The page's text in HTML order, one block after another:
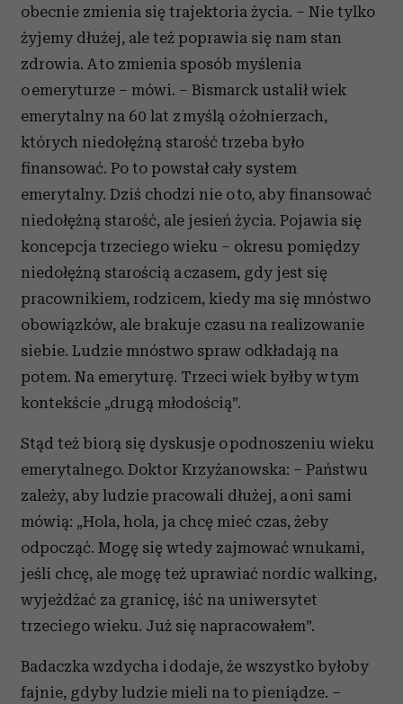
obecnie zmienia się trajektoria życia. – Nie tylko
żyjemy dłużej, ale też poprawia się nam stan
zdrowia. A to zmienia sposób myślenia
o emeryturze – mówi. – Bismarck ustalił wiek
emerytalny na 60 lat z myślą o żołnierzach,
których niedołężną starość trzeba było
finansować. Po to powstał cały system
emerytalny. Dziś chodzi nie o to, aby finansować
niedołężną starość, ale jesień życia. Pojawia się
koncepcja trzeciego wieku – okresu pomiędzy
niedołężną starością a czasem, gdy jest się
pracownikiem, rodzicem, kiedy ma się mnóstwo
obowiązków, ale brakuje czasu na realizowanie
siebie. Ludzie mnóstwo spraw odkładają na
potem. Na emeryturę. Trzeci wiek byłby w tym
kontekście „drugą młodością”.
Stąd też biorą się dyskusje o podnoszeniu wieku
emerytalnego. Doktor Krzyżanowska: – Państwu
zależy, aby ludzie pracowali dłużej, a oni sami
mówią: „Hola, hola, ja chcę mieć czas, żeby
odpocząć. Mogę się wtedy zajmować wnukami,
jeśli chcę, ale mogę też uprawiać nordic walking,
wyjeżdżać za granicę, iść na uniwersytet
trzeciego wieku. Już się napracowałem”.
Badaczka wzdycha i dodaje, że wszystko byłoby
fajnie, gdyby ludzie mieli na to pieniądze. –